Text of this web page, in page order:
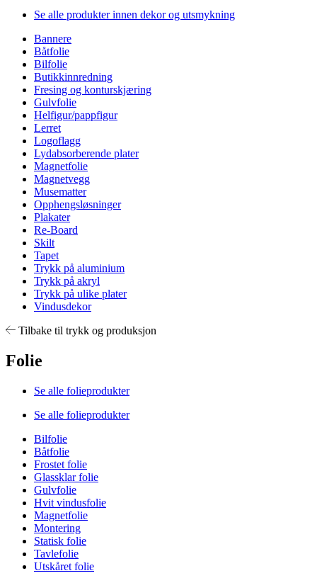
Se alle produkter innen dekor og utsmykning
Bannere
Båtfolie
Bilfolie
Butikkinnredning
Fresing og konturskjæring
Gulvfolie
Helfigur/pappfigur
Lerret
Logoflagg
Lydabsorberende plater
Magnetfolie
Magnetvegg
Musematter
Opphengsløsninger
Plakater
Re-Board
Skilt
Tapet
Trykk på aluminium
Trykk på akryl
Trykk på ulike plater
Vindusdekor
Tilbake til trykk og produksjon
Folie
Se alle folieprodukter
Se alle folieprodukter
Bilfolie
Båtfolie
Frostet folie
Glassklar folie
Gulvfolie
Hvit vindusfolie
Magnetfolie
Montering
Statisk folie
Tavlefolie
Utskåret folie